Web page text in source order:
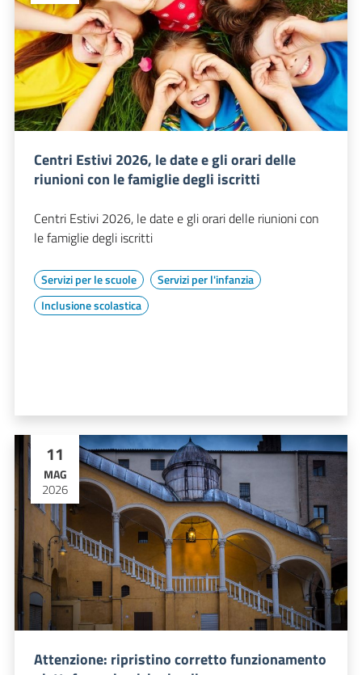
Centri Estivi 2026, le date e gli orari delle
riunioni con le famiglie degli iscritti
Centri Estivi 2026, le date e gli orari delle riunioni con
le famiglie degli iscritti
Servizi per le scuole
Servizi per l'infanzia
Inclusione scolastica
11
MAG
2026
Attenzione: ripristino corretto funzionamento